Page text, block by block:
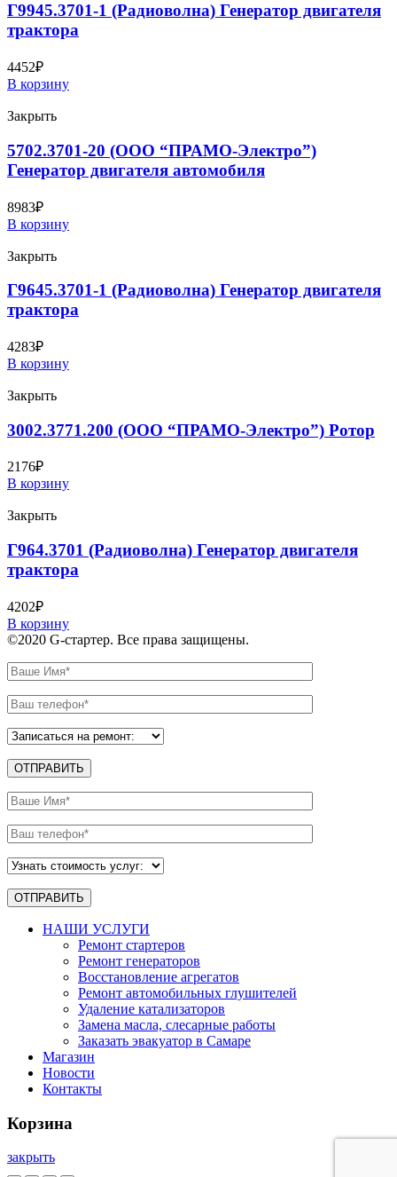
Г9945.3701-1 (Радиоволна) Генератор двигателя
трактора
4452₽
В корзину
Закрыть
5702.3701-20 (ООО “ПРАМО-Электро”)
Генератор двигателя автомобиля
8983₽
В корзину
Закрыть
Г9645.3701-1 (Радиоволна) Генератор двигателя
трактора
4283₽
В корзину
Закрыть
3002.3771.200 (ООО “ПРАМО-Электро”) Ротор
2176₽
В корзину
Закрыть
Г964.3701 (Радиоволна) Генератор двигателя
трактора
4202₽
В корзину
©2020 G-стартер. Все права защищены.
НАШИ УСЛУГИ
Ремонт стартеров
Ремонт генераторов
Восстановление агрегатов
Ремонт автомобильных глушителей
Удаление катализаторов
Замена масла, слесарные работы
Заказать эвакуатор в Самаре
Магазин
Новости
Контакты
Корзина
закрыть